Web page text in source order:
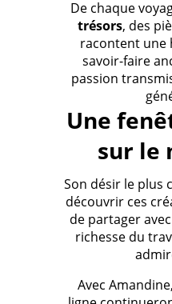
De chaque
trésors, des
racontent une
savoir-faire
passion
Une
sur le
Son désir le plus
découvrir ces
de partager
richesse du
Avec